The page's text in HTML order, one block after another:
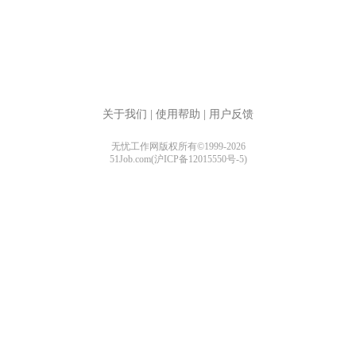
关于我们 使用帮助 用户反馈
无忧工作网版权所有©1999-2026
51Job.com(沪ICP备12015550号-5)